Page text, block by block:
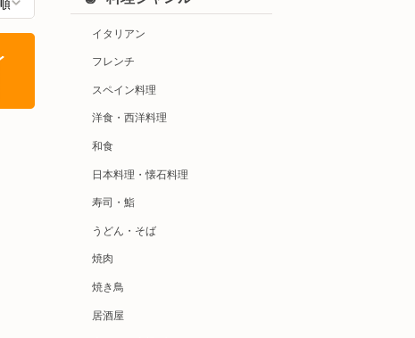
イタリアン
フレンチ
スペイン料理
洋食・西洋料理
和食
日本料理・懐石料理
寿司・鮨
うどん・そば
焼肉
焼き鳥
居酒屋